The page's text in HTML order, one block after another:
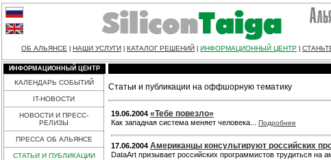
ОБ АЛЬЯНСЕ НАШИ УСЛУГИ КАТАЛОГ РЕШЕНИЙ ИНФОРМАЦИОННЫЙ ЦЕНТР
ИНФОРМАЦИОННЫЙ ЦЕНТР
КАЛЕНДАРЬ СОБЫТИЙ
IT-НОВОСТИ
НОВОСТИ И ПРЕСС-
РЕЛИЗЫ
ПРЕССА ОБ АЛЬЯНСЕ
СТАТЬИ И ПУБЛИКАЦИИ
Статьи и публикации на оффшорную тематику
19.06.2004 «Тебе повезло»
Как западная система меняет человека... Подробнее
17.06.2004 Американцы консультируют российских
DataArt призывает российских программистов трудиться на